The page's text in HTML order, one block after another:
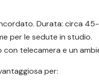
Durata: circa
per le sedute in studio.
telecamera e un
per: